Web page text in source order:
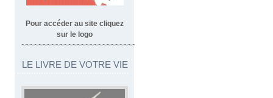
Pour accéder au site cliquez
sur le logo
~~~~~~~~~~~~~~~~~~~~~~~~~~~~~~~~~
LE LIVRE DE VOTRE VIE